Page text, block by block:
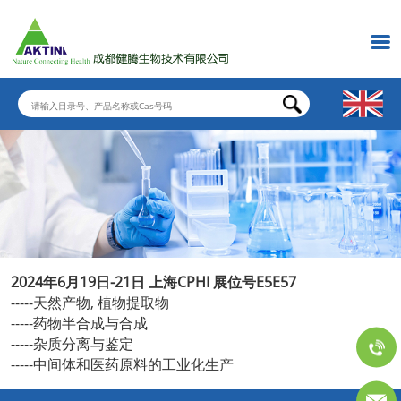
2024年6月19日-21日 上海CPHI 展位号E5E57
-----天然产物, 植物提取物
-----药物半合成与合成
-----杂质分离与鉴定
-----中间体和医药原料的工业化生产